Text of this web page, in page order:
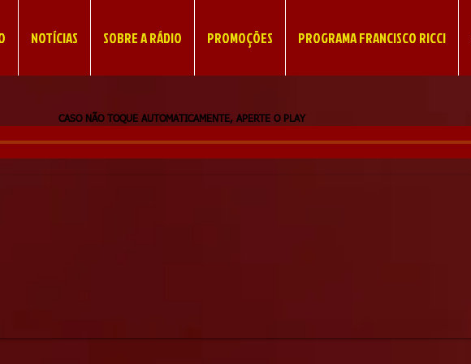
NOTÍCIAS SOBRE A RÁDIO PROMOÇÕES PROGRAMA FRANCISCO RICCI
CASO NÃO TOQUE AUTOMATICAMENTE, APERTE O PLAY